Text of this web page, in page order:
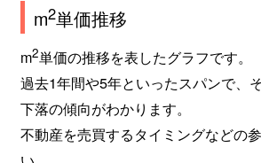
m2単価推移
m2単価の推移を表したグラフです。
過去1年間や5年といったスパンで、
下落の傾向がわかります。
不動産を売買するタイミングなどの